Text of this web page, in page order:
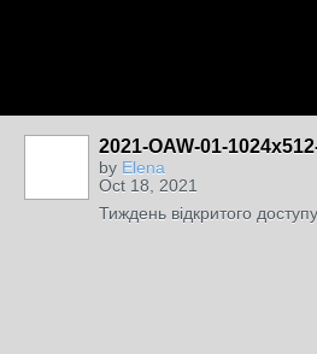
2021-OAW-01-
by Elena
Oct 18, 2021
Тиждень відкритого